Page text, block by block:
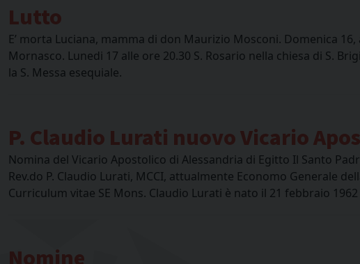
Lutto
E’ morta Luciana, mamma di don Maurizio Mosconi. Domenica
Mornasco. Lunedi 17 alle ore 20.30 S. Rosario nella chiesa di S.
la S. Messa esequiale.
P. Claudio Lurati nuovo Vicario
Nomina del Vicario Apostolico di Alessandria di Egitto Il Santo
Rev.do P. Claudio Lurati, MCCI, attualmente Economo Generale
Curriculum vitae SE Mons. Claudio Lurati è nato il 21 febbraio